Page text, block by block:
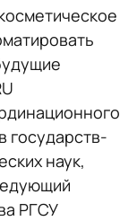
государств-
наук,
РГСУ